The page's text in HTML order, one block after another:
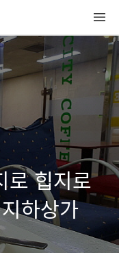
로 힙지로
하상가